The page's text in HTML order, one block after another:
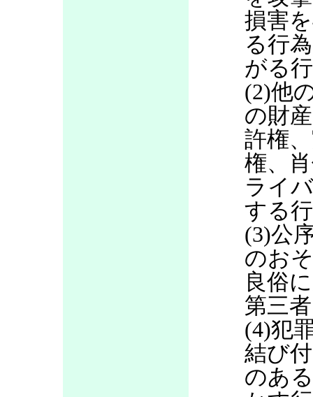
損害
る行
がる
(2)他
の財
許権
権、
ライ
する
(3)公
のお
良俗
第三
(4)犯
結び
のあ